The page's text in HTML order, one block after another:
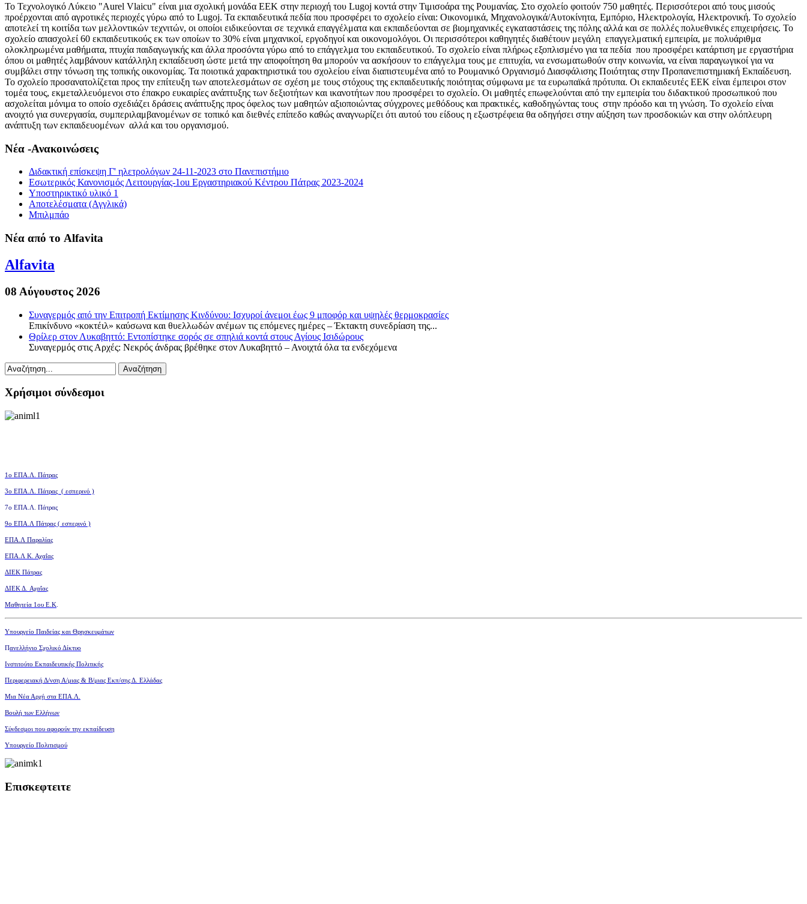
Το Τεχνολογικό Λύκειο "Aurel Vlaicu" είναι μια σχολική μονάδα ΕΕΚ στην περιοχή του Lugoj κοντά στην Τιμισοάρα της Ρουμανίας. Στο σχολείο φοιτούν 750 μαθητές. Περισσότεροι από τους μισούς
προέρχονται από αγροτικές περιοχές γύρω από το Lugoj. Τα εκπαιδευτικά πεδία που προσφέρει το σχολείο είναι: Οικονομικά, Μηχανολογικά/Αυτοκίνητα, Εμπόριο, Ηλεκτρολογία, Ηλεκτρονική. Το σχολείο
αποτελεί τη κοιτίδα των μελλοντικών τεχνιτών, οι οποίοι ειδικεύονται σε τεχνικά επαγγέλματα και εκπαιδεύονται σε βιομηχανικές εγκαταστάσεις της πόλης αλλά και σε πολλές πολυεθνικές επιχειρήσεις. Το
σχολείο απασχολεί 60 εκπαιδευτικούς εκ των οποίων το 30% είναι μηχανικοί, εργοδηγοί και οικονομολόγοι. Οι περισσότεροι καθηγητές διαθέτουν μεγάλη επαγγελματική εμπειρία, με πολυάριθμα
ολοκληρωμένα μαθήματα, πτυχία παιδαγωγικής και άλλα προσόντα γύρω από το επάγγελμα του εκπαιδευτικού. Το σχολείο είναι πλήρως εξοπλισμένο για τα πεδία που προσφέρει κατάρτιση με εργαστήρια
όπου οι μαθητές λαμβάνουν κατάλληλη εκπαίδευση ώστε μετά την αποφοίτηση θα μπορούν να ασκήσουν το επάγγελμα τους με επιτυχία, να ενσωματωθούν στην κοινωνία, να είναι παραγωγικοί για να
συμβάλει στην τόνωση της τοπικής οικονομίας. Τα ποιοτικά χαρακτηριστικά του σχολείου είναι διαπιστευμένα από το Ρουμανικό Οργανισμό Διασφάλισης Ποιότητας στην Προπανεπιστημιακή Εκπαίδευση.
Το σχολείο προσανατολίζεται προς την επίτευξη των αποτελεσμάτων σε σχέση με τους στόχους της εκπαιδευτικής ποιότητας σύμφωνα με τα ευρωπαϊκά πρότυπα. Οι εκπαιδευτές ΕΕΚ είναι έμπειροι στον
τομέα τους, εκμεταλλευόμενοι στο έπακρο ευκαιρίες ανάπτυξης των δεξιοτήτων και ικανοτήτων που προσφέρει το σχολείο. Οι μαθητές επωφελούνται από την εμπειρία του διδακτικού προσωπικού που
ασχολείται μόνιμα το οποίο σχεδιάζει δράσεις ανάπτυξης προς όφελος των μαθητών αξιοποιώντας σύγχρονες μεθόδους και πρακτικές, καθοδηγώντας τους στην πρόοδο και τη γνώση. Το σχολείο είναι
ανοιχτό για συνεργασία, συμπεριλαμβανομένων σε τοπικό και διεθνές επίπεδο καθώς αναγνωρίζει ότι αυτού του είδους η εξωστρέφεια θα οδηγήσει στην αύξηση των προσδοκιών και στην ολόπλευρη
ανάπτυξη των εκπαιδευομένων αλλά και του οργανισμού.
Νέα -Ανακοινώσεις
Διδακτική επίσκεψη Γ' ηλετρολόγων 24-11-2023 στο Πανεπιστήμιο
Εσωτερικός Κανονισμός Λειτουργίας-1οu Εργαστηριακού Κέντρου Πάτρας 2023-2024
Υποστηρικτικό υλικό 1
Αποτελέσματα (Αγγλικά)
Μπιλμπάο
Νέα από το Alfavita
Alfavita
08 Αύγουστος 2026
Συναγερμός από την Επιτροπή Εκτίμησης Κινδύνου: Ισχυροί άνεμοι έως 9 μποφόρ και υψηλές θερμοκρασίες
Επικίνδυνο «κοκτέιλ» καύσωνα και θυελλωδών ανέμων τις επόμενες ημέρες – Έκτακτη συνεδρίαση της...
Θρίλερ στον Λυκαβηττό: Εντοπίστηκε σορός σε σπηλιά κοντά στους Αγίους Ισιδώρους
Συναγερμός στις Αρχές: Νεκρός άνδρας βρέθηκε στον Λυκαβηττό – Ανοιχτά όλα τα ενδεχόμενα
Χρήσιμοι σύνδεσμοι
1ο ΕΠΑ.Λ. Πάτρας
3ο ΕΠΑ.Λ. Πάτρας ( εσπερινό )
7ο ΕΠΑ.Λ. Πάτρας
9ο ΕΠΑ.Λ Πάτρας ( εσπερινό )
ΕΠΑ.Λ Παραλίας
ΕΠΑ.Λ Κ. Αχαΐας
ΔΙΕΚ Πάτρας
ΔΙΕΚ Δ. Αχαΐας
Μαθητεία 1ου Ε.Κ
Υπουργείο Παιδείας και Θρησκευμάτων
Πανελλήνιο Σχολικό Δίκτυο
Ινστιτούτο Εκπαιδευτικής Πολιτικής
Περιφερειακή Δ/νση Α/μιας & Β/μιας Εκπ/σης Δ. Ελλάδας
Μια Νέα Αρχή στα ΕΠΑ.Λ.
Βουλή των Ελλήνων
Σύνδεσμοι που αφορούν την εκπαίδευση
Υπουργείο Πολιτισμού
Επισκεφτειτε